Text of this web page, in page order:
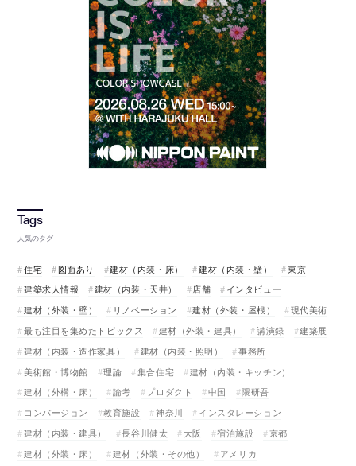
人気のタグ
住宅 図面あり 建材（内装・床） 建材（内装・壁）
東京
建築求人情報
建材（内装・天井） 店舗
インタビュー
建材（外装・壁）
リノベーション 建材（外装・屋根）
現代美術
最も注目を集めたトピックス
建材（外装・建具） 講演録
建築展
建材（内装・造作家具）
建材（内装・照明）
事務所
美術館・博物館
理論 集合住宅
建材（内装・キッチン）
建材（外構・床）
論考 プロダクト 中国
隈研吾
コンバージョン
教育施設 神奈川
インスタレーション
建材（内装・建具）
長谷川健太 大阪 宿泊施設
京都
建材（外装・床）
建材（外装・その他）
アメリカ